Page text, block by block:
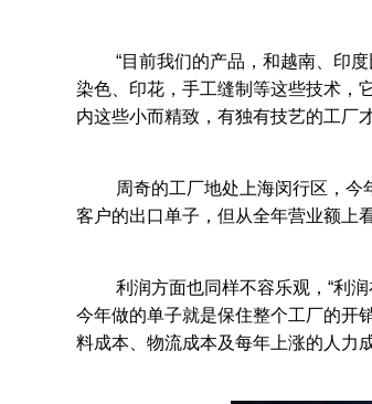
“目前我们的产品，和越南、印
染色、印花，手工缝制等这些技术，
内这些小而精致，有独有技艺的工厂
周奇的工厂地处上海闵行区，
客户的出口单子，但从全年营业额上
利润方面也同样不容乐观，“利
今年做的单子就是保住整个工厂的开
料成本、物流成本及每年上涨的人力成